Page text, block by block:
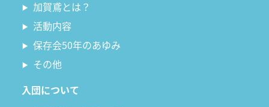
加賀鳶とは？
活動内容
保存会50年のあゆみ
その他
入団について